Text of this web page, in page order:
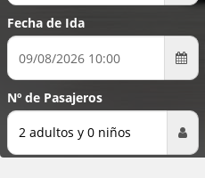
Fecha de Ida
Nº de Pasajeros
2 adultos y 0 niños